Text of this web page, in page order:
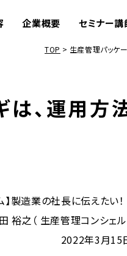
企業概要 セミナー講
TOP 生産管理パッケ
、運用方
】製造業の社長に伝えたい
裕之（ 生産管理コンシェル
2022年3月15日